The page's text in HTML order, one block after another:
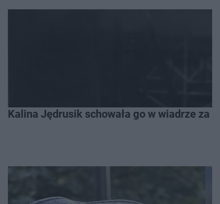
Kalina Jędrusik schowała go w wiadrze za